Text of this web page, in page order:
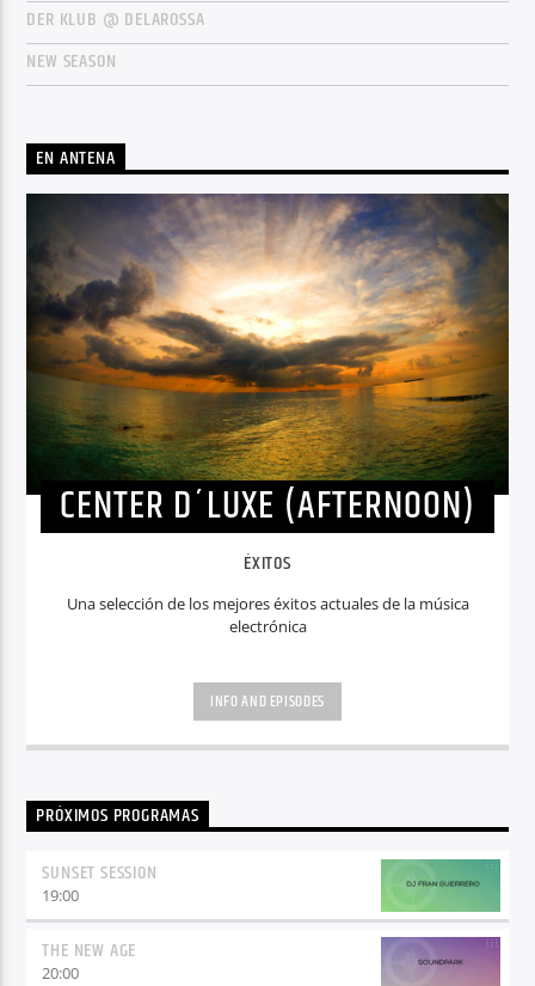
DER KLUB @ DELAROSSA
NEW SEASON
EN ANTENA
CENTER D´LUXE (AFTERNOON)
ÉXITOS
Una selección de los mejores éxitos actuales de la música
electrónica
INFO AND EPISODES
PRÓXIMOS PROGRAMAS
SUNSET SESSION
19:00
THE NEW AGE
20:00